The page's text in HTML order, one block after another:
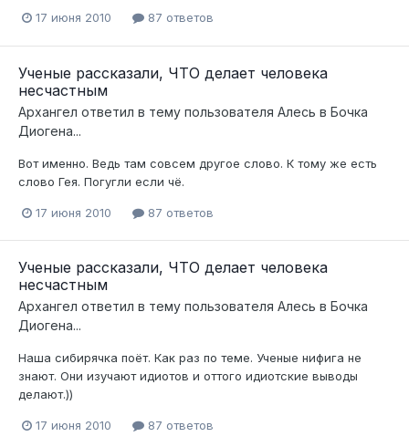
17 июня 2010 87 ответов
Ученые рассказали, ЧТО делает человека
несчастным
Архангел ответил в тему пользователя Алесь в Бочка
Диогена...
Вот именно. Ведь там совсем другое слово. К тому же есть
слово Гея. Погугли если чё.
17 июня 2010 87 ответов
Ученые рассказали, ЧТО делает человека
несчастным
Архангел ответил в тему пользователя Алесь в Бочка
Диогена...
Наша сибирячка поёт. Как раз по теме. Ученые нифига не
знают. Они изучают идиотов и оттого идиотские выводы
делают.))
17 июня 2010 87 ответов